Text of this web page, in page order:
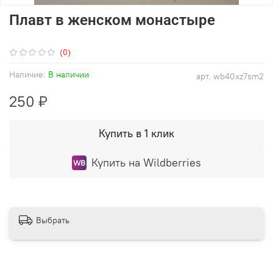
(0)
арт. wb40xz7sm2
Наличие: В наличии
Плавт в женском монастыре
250 ₽
Купить в 1 клик
Купить на Wildberries
Выбрать